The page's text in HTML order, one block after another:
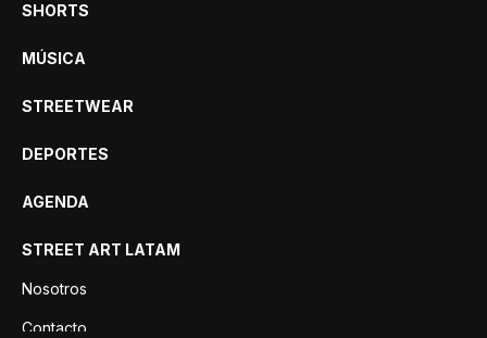
SHORTS
MÚSICA
STREETWEAR
DEPORTES
AGENDA
STREET ART LATAM
Nosotros
Contacto